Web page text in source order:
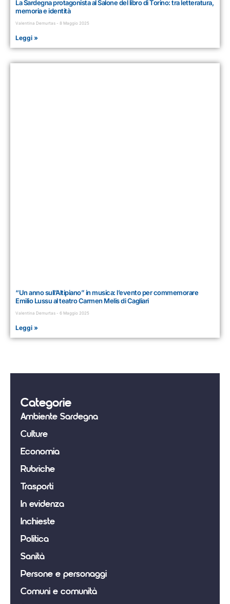
La Sardegna protagonista al Salone del libro di Torino: tra letteratura,
memoria e identità
Valentina Demurtas 8 Maggio 2025
Leggi »
“Un anno sull’Altipiano” in musica: l’evento per commemorare
Emilio Lussu al teatro Carmen Melis di Cagliari
Valentina Demurtas 6 Maggio 2025
Leggi »
Categorie
Ambiente Sardegna
Culture
Economia
Rubriche
Trasporti
In evidenza
Inchieste
Politica
Sanità
Persone e personaggi
Comuni e comunità